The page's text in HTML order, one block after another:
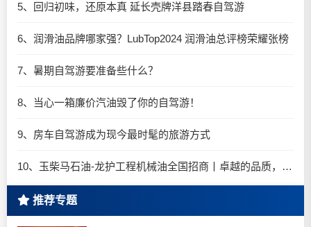
5、回归初味，还原本真 延长壳牌洋县踏春自驾游
6、润滑油品牌哪家强？LubTop2024 润滑油总评榜荣耀张榜
7、暑期自驾游要准备些什么？
8、当心一箱廉价汽油毁了你的自驾游！
9、房车自驾游成为现今最时髦的旅游方式
10、玉柴马石油-龙护工程机械油全国招商丨卓越的品质，专业的品牌！
推荐专题